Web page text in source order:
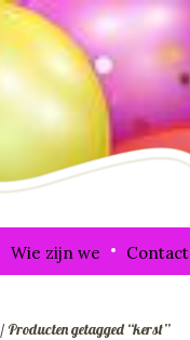
Wie zijn we Contact
/ Producten getagged “kerst”